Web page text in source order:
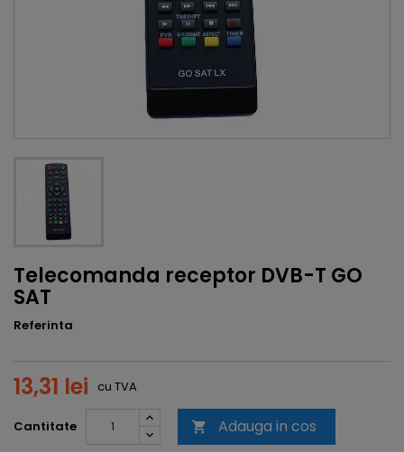
Telecomanda receptor DVB-T GO
SAT
Referinta
13,31 lei cu TVA
Cantitate  Adauga in cos